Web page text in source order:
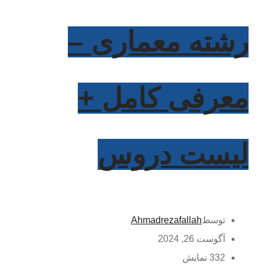
رشته معماری –
معرفی کامل +
لیست دروس
توسطAhmadrezafallah
آگوست 26, 2024
332 نمایش